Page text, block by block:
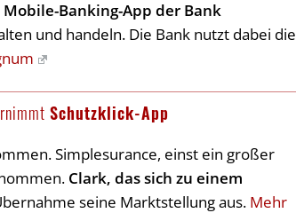
Mobile-Banking-App der Bank
und handeln. Die Bank nutzt dabei die
Schutzklick-App
Simplesurance, einst ein großer
Clark, das sich zu einem
seine Marktstellung aus. Mehr